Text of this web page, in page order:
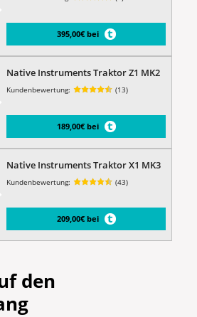
395,00€ bei
Native Instruments Traktor Z1 MK2
Kundenbewertung: (13)
189,00€ bei
Native Instruments Traktor X1 MK3
Kundenbewertung: (43)
209,00€ bei
den